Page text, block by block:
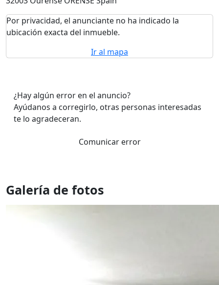
Por privacidad, el anunciante no ha indicado la
ubicación exacta del inmueble.
Ir al mapa
¿Hay algún error en el anuncio?
Ayúdanos a corregirlo, otras personas interesadas
te lo agradeceran.
Comunicar error
Galería de fotos